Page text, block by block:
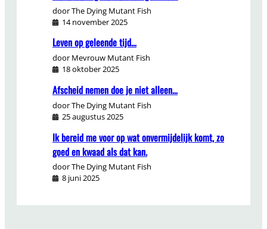
door The Dying Mutant Fish
14 november 2025
Leven op geleende tijd…
door Mevrouw Mutant Fish
18 oktober 2025
Afscheid nemen doe je niet alleen…
door The Dying Mutant Fish
25 augustus 2025
Ik bereid me voor op wat onvermijdelijk komt, zo
goed en kwaad als dat kan.
door The Dying Mutant Fish
8 juni 2025